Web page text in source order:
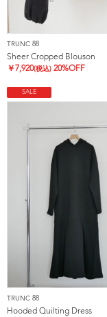
TRUNC 88
Sheer Cropped Blouson
￥ 7,920(税込) 20%OFF
SALE
TRUNC 88
Hooded Quilting Dress